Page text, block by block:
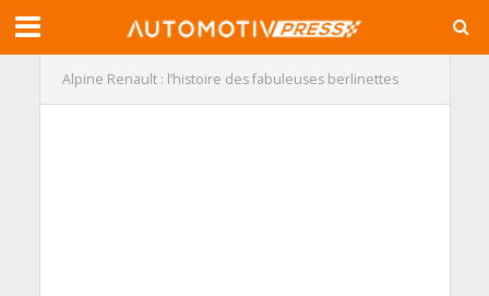
Alpine Renault : l’histoire des fabuleuses berlinettes